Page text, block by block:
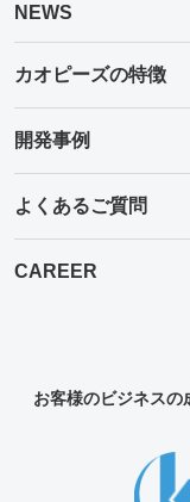
NEWS
カオピーズの特徴
開発事例
よくあるご質問
CAREER
お客様のビジネスの